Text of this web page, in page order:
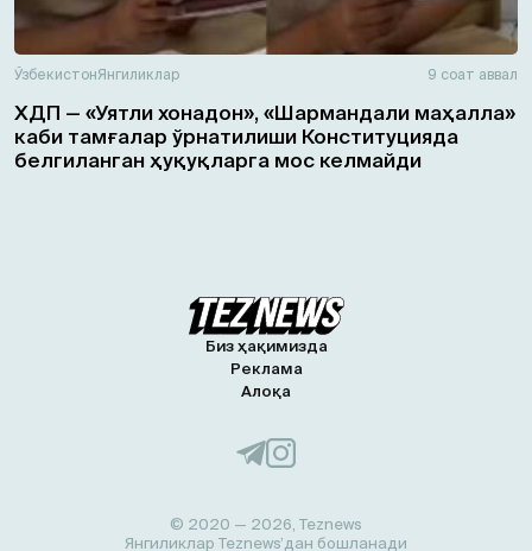
ЎзбекистонЯнгиликлар 9 соат аввал
ХДП — «Уятли хонадон», «Шармандали маҳалла»
каби тамғалар ўрнатилиши Конституцияда
белгиланган ҳуқуқларга мос келмайди
Биз ҳақимизда
Реклама
Алоқа
© 2020 — 2026, Teznews
Янгиликлар Teznews’дан бошланади